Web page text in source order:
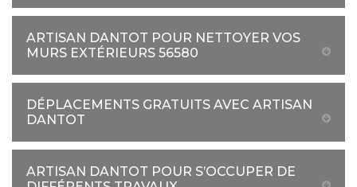
ARTISAN DANTOT POUR NETTOYER VOS
MURS EXTÉRIEURS 56580
DÉPLACEMENTS GRATUITS AVEC ARTISAN
DANTOT
ARTISAN DANTOT POUR S’OCCUPER DE